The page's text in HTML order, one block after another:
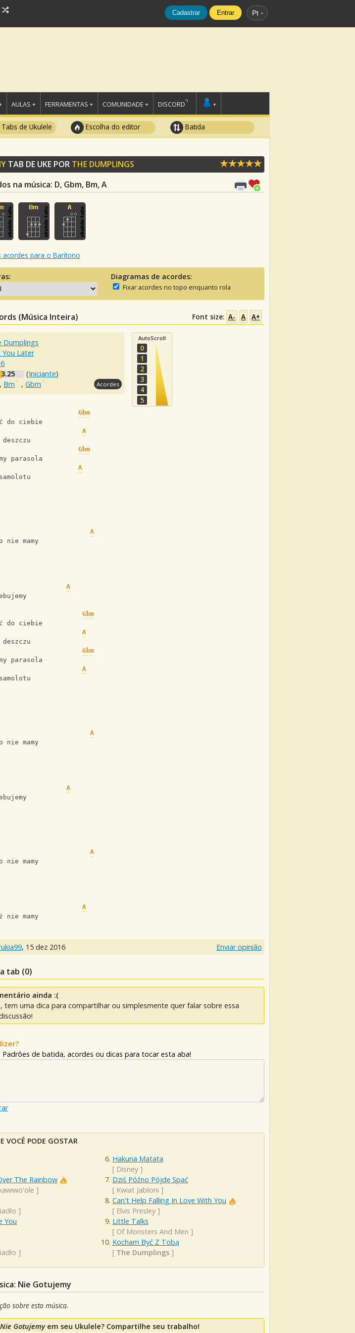
Cadastrar Entrar Pt
AULAS + FERRAMENTAS + COMUNIDADE + DISCORD +
de Ukulele Escolha do editor Batida
TAB DE UKE POR THE DUMPLINGS
na música: D, Gbm, Bm, A
acordes para o Barítono
Diagramas de acordes:
Fixar acordes no topo enquanto rola
(Música Inteira) Font size: A- A A+
Dumplings
You Later
3.25 (Iniciante)
, Bm ,Gbm Acordes
AutoScroll
0
1
2
3
4
5
Gbm
do ciebie
A
deszczu
Gbm
parasola
A
A
nie mamy
A
Gbm
do ciebie
A
deszczu
Gbm
parasola
A
A
nie mamy
A
A
nie mamy
A
nie mamy
, 15 dez 2016 Enviar opinião
tab (0)
ainda :(
tem uma dica para compartilhar ou simplesmente quer falar sobre essa
Padrões de batida, acordes ou dicas para tocar esta aba!
VOCÊ PODE GOSTAR
The Rainbow
]
]
You
]
Hakuna Matata
[ Disney]
Dziś Późno Pójdę Spać
[ Kwiat Jabłoni ]
Can't Help Falling In Love With You
[ Elvis Presley]
Little Talks
[ Of Monsters And Men ]
Kocham Być Z Tobą
[ The Dumplings]
Nie Gotujemy
sobre esta música.
Nie Gotujemyem seu Ukulele? Compartilhe seu trabalho!